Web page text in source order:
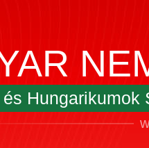
Hungarikumok